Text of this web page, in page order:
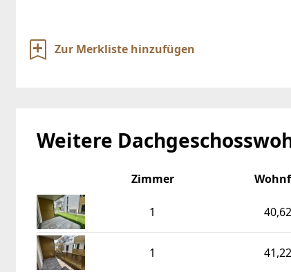
Zur Merkliste hinzufügen
Weitere
Zimmer
1
1